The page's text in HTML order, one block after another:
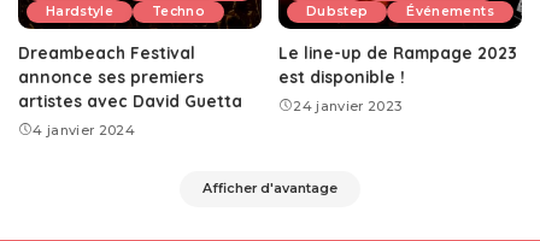
Hardstyle
Techno
Dreambeach Festival
annonce ses premiers
artistes avec David Guetta
4 janvier 2024
Dubstep
Événements
Le line-up de Rampage 2023
est disponible !
24 janvier 2023
Afficher d'avantage